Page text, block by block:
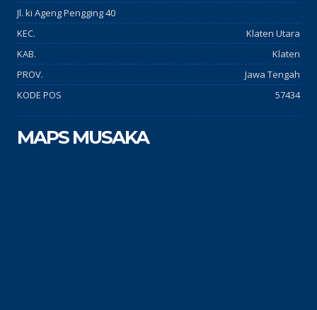
Jl. ki Ageng Pengging 40
KEC.
Klaten Utara
KAB.
Klaten
PROV.
Jawa Tengah
KODE POS
57434
MAPS MUSAKA